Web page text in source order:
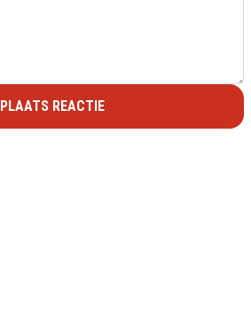
PLAATS REACTIE